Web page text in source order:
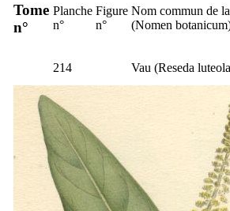
Tome
n°
Planche
n°
Figure
n°
Nom commun de
(Nomen botanicum
214 Vau (Reseda luteola